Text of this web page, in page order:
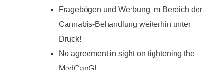
Fragebögen und Werbung im Bereich der
Cannabis-Behandlung weiterhin unter
Druck!
No agreement in sight on tightening the